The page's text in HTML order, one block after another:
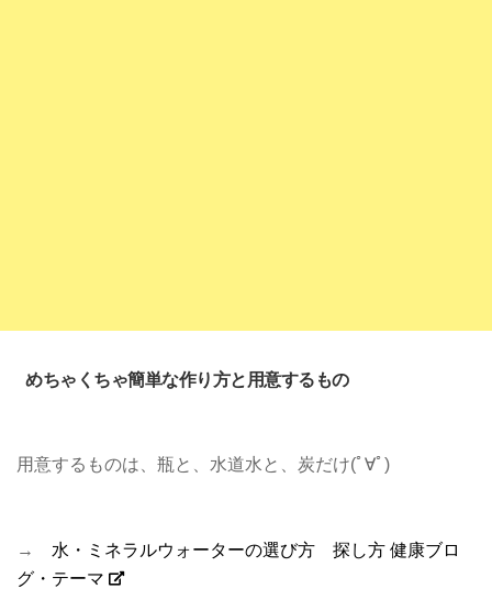
めちゃくちゃ簡単な作り方と用意するもの
用意するものは、瓶と、水道水と、炭だけ(ﾟ∀ﾟ)
→ 水・ミネラルウォーターの選び方 探し方 健康ブロ
グ・テーマ